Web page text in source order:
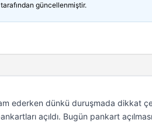
tarafından güncellenmiştir.
ederken dünkü duruşmada dikkat
açıldı. Bugün pankart